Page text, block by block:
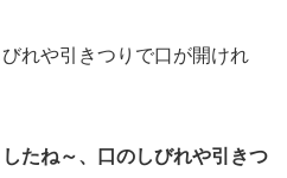
れや引きつりで口が開けれ
たね～、口のしびれや引きつ